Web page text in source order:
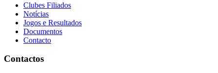
Clubes Filiados
Notícias
Jogos e Resultados
Documentos
Contacto
Contactos